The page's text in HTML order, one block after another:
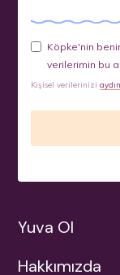
Köpke'nin
verilerimin bu
Kişisel verilerinizi
Yuva Ol
Hakkımızda